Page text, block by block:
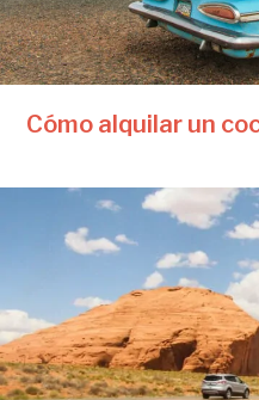
Cómo alquilar un